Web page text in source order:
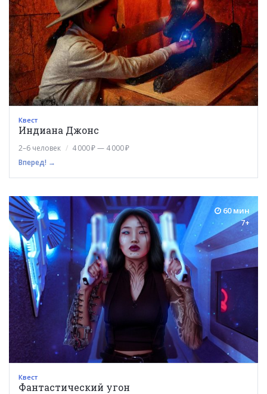
Квест
Индиана Джонс
2–6 человек
4 000 ₽ — 4 000 ₽
Вперед! →
60 мин
7+
Квест
Фантастический угон